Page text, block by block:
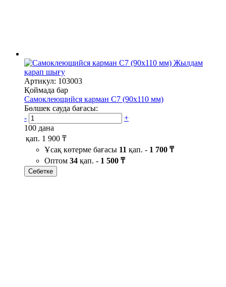
Жылдам
қарап шығу
Артикул: 103003
Қоймада бар
Самоклеющийся карман C7 (90х110 мм)
Бөлшек сауда бағасы:
-
+
100 дана
қап. 1 900 ₸
Ұсақ көтерме бағасы 11 қап. - 1 700 ₸
Оптом 34 қап. - 1 500 ₸
Себетке